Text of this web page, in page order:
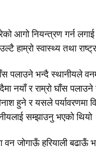
आगो नियन्त्रण गर्न
हाम्रो स्वास्थ्य तथा
पलाउने भन्दै स्थानीयले
नयाँ र राम्रो घाँस
हुने र यसले पर्यावरणमा
सम्झाउनु भएको थियो
जोगाऊँ हरियाली बढाऊँ